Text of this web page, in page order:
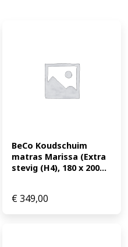
BeCo Koudschuim
matras Marissa (Extra
stevig (H4), 180 x 200...
€349,00